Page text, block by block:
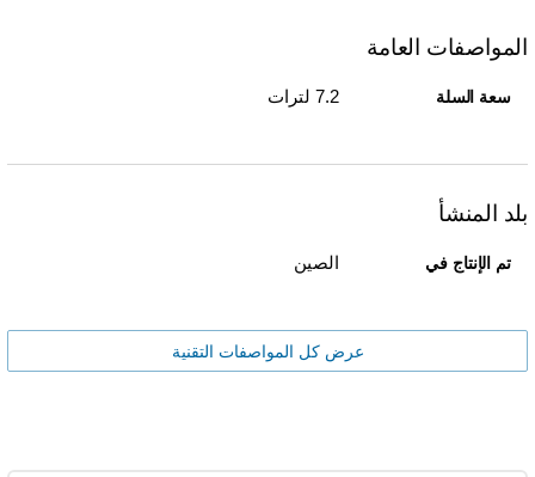
المواصفات العامة
سعة السلة 7.2 لترات
بلد المنشأ
تم الإنتاج في الصين
عرض كل المواصفات التقنية